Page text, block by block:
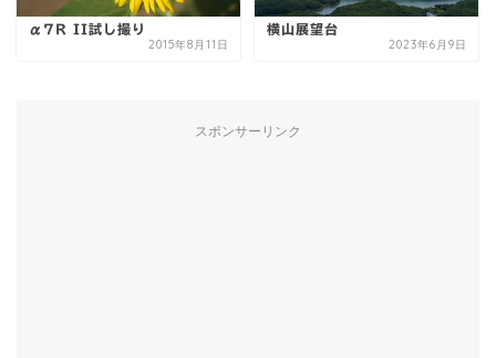
α7R II試し撮り
2015年8月11日
横山展望台
2023年6月9日
スポンサーリンク